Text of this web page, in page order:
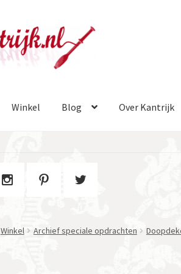
Winkel Blog Over Kantrijk
Winkel Archief speciale opdrachten